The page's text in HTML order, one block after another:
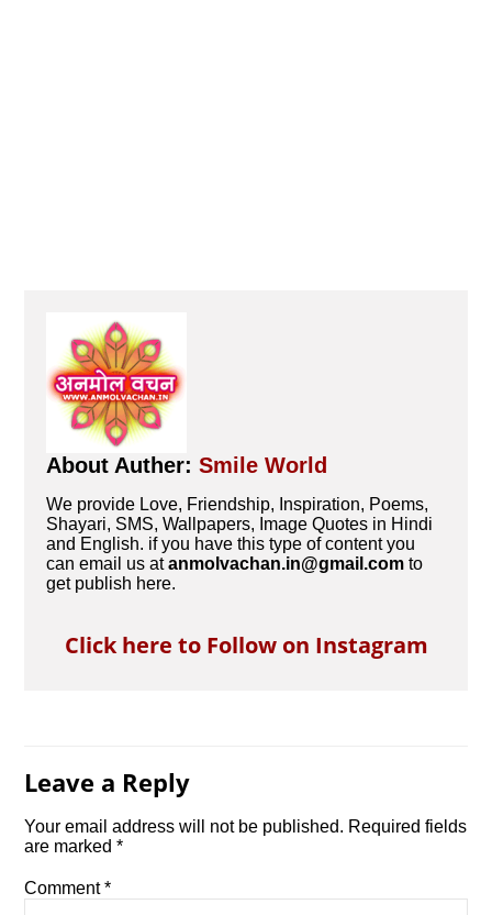
About Auther:Smile World
We provide Love, Friendship, Inspiration, Poems,
Shayari, SMS, Wallpapers, Image Quotes in Hindi
and English. if you have this type of content you
can email us atanmolvachan.in@gmail.com to
get publish here.
Click here to Follow on Instagram
Leave a Reply
Your email address will not be published. Required fields
are marked*
Comment*